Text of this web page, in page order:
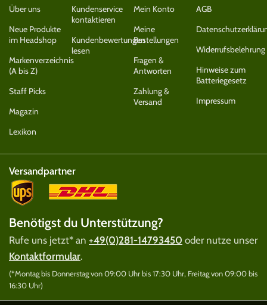
Über uns
Neue Produkte
im Headshop
Markenverzeichnis
(A bis Z)
Staff Picks
Magazin
Lexikon
Kundenservice
kontaktieren
Kundenbewertungen
lesen
Mein Konto
Meine
Bestellungen
Fragen &
Antworten
Zahlung &
Versand
AGB
Widerrufsbelehrung
Hinweise zum
Batteriegesetz
Impressum
Versandpartner
Benötigst du Unterstützung?
Rufe uns jetzt* an +49(0)281-14793450 oder nutze unser
Kontaktformular.
(*Montag bis Donnerstag von 09:00 Uhr bis 17:30 Uhr, Freitag von 09:00 bis
16:30 Uhr)